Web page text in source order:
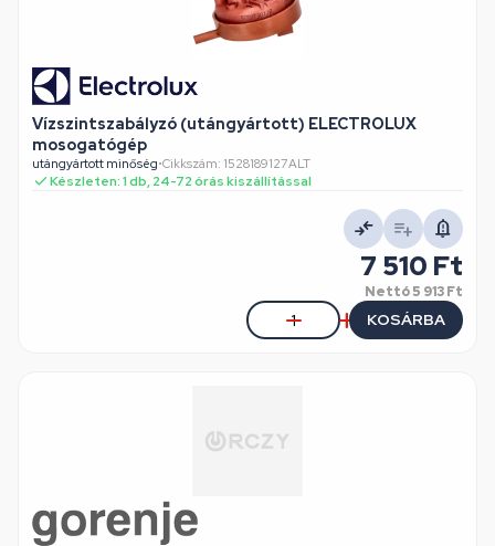
Vízszintszabályzó (utángyártott) ELECTROLUX
mosogatógép
utángyártott minőség•Cikkszám: 1528189127ALT
Készleten: 1 db, 24-72 órás kiszállítással
7 510 Ft
Nettó5 913 Ft
KOSÁRBA